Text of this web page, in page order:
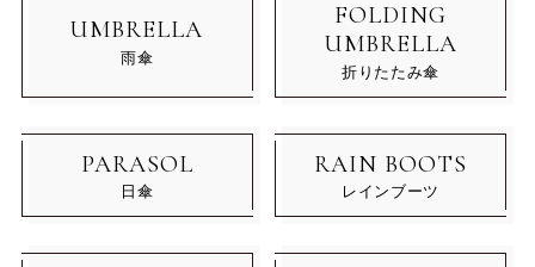
UMBRELLA
雨傘
FOLDING
UMBRELLA
折りたたみ傘
PARASOL
日傘
RAIN BOOTS
レインブーツ